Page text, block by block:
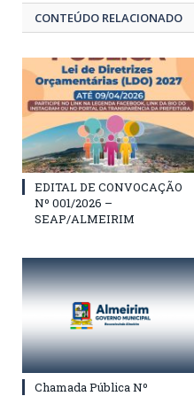
CONTEÚDO RELACIONADO
EDITAL DE CONVOCAÇÃO
Nº 001/2026 –
SEAP/ALMEIRIM
Chamada Pública Nº